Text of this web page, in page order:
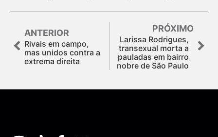
ANTERIOR
Rivais em campo,
mas unidos contra a
extrema direita
PRÓXIMO
Larissa Rodrigues,
transexual morta a
pauladas em bairro
nobre de São Paulo